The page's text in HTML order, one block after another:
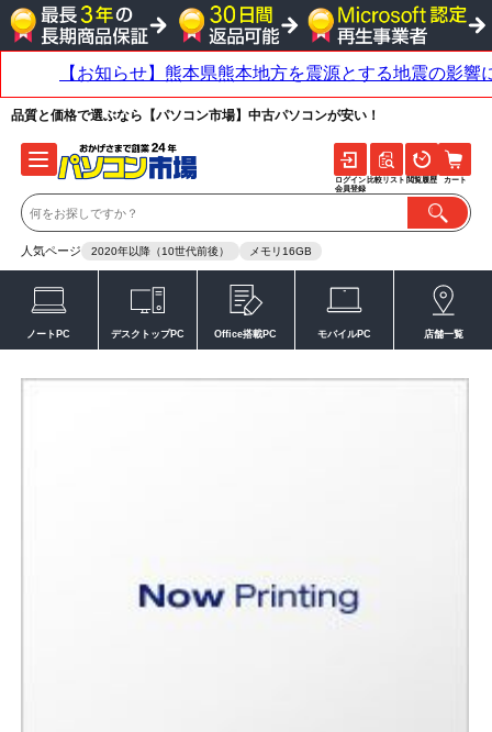
品質と価格で選ぶなら【パソコン市場】中古パソコンが安い！
人気ページ 2020年以降（10世代前後） メモリ16GB
ログイン
会員登録
比較リスト 閲覧履歴 カート
ノートPC デスクトップPC Office搭載PC モバイルPC 店舗一覧